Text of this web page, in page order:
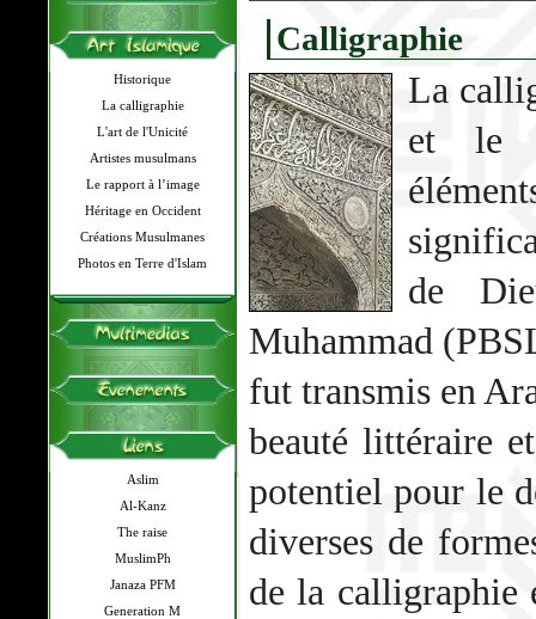
Historique
La calligraphie
L'art de l'Unicité
Artistes musulmans
Le rapport à l’image
Héritage en Occident
Créations Musulmanes
Photos en Terre d'Islam
Aslim
Al-Kanz
The raise
MuslimPh
Janaza PFM
Generation M
Calligraphie
La
et le
de
Muhammad
fut transmis en
beauté littéraire
potentiel pour le
diverses de
de la calligraphie